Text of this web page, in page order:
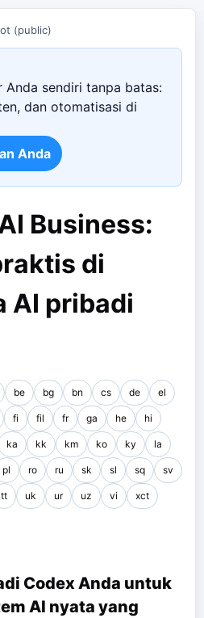
(public)
Anda sendiri tanpa batas:
dan otomatisasi di
Anda
Business:
di
AI pribadi
be bg bn cs de el
fi fil fr ga he hi
ka kk km ko ky la
pl ro ru sk sl sq sv
tt uk ur uz vi xct
Codex Anda untuk
AI nyata yang